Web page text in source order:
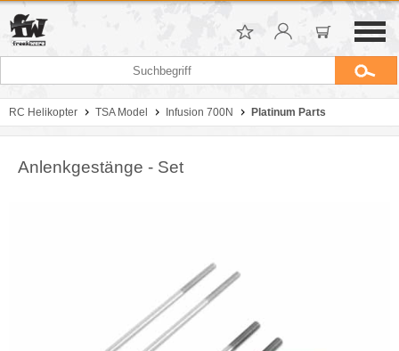
RC Helikopter TSA Model Infusion 700N Platinum Parts
Anlenkgestänge - Set